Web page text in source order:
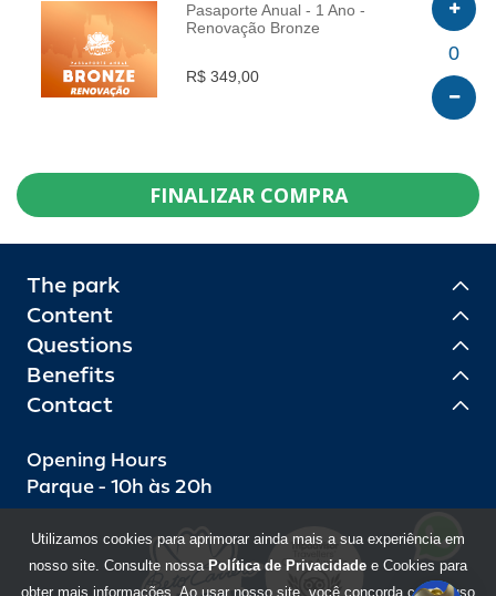
INFO
Pasaporte Anual - 1 Ano -
Renovação Bronze
R$ 349,00
0
FINALIZAR COMPRA
The park
Content
Questions
Benefits
Contact
Opening Hours
Parque - 10h às 20h
Utilizamos cookies para aprimorar ainda mais a sua experiência em
nosso site. Consulte nossa Política de Privacidade e Cookies para
obter mais informações. Ao usar nosso site, você concorda com o uso